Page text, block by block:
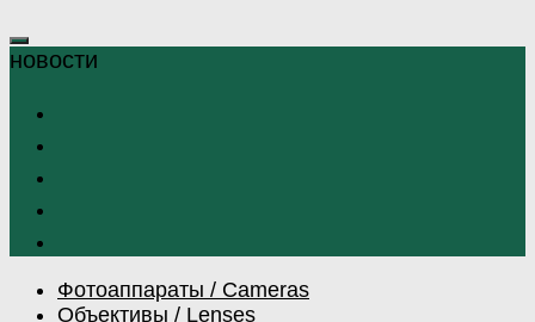
Фотоаппараты / Cameras
Объективы / Lenses